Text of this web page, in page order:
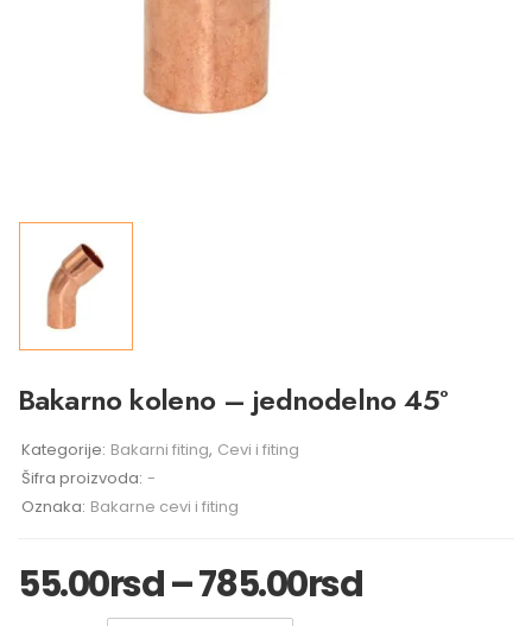
Bakarno koleno – jednodelno 45°
Kategorije: Bakarni fiting, Cevi i fiting
Šifra proizvoda: -
Oznaka: Bakarne cevi i fiting
55.00rsd–785.00rsd